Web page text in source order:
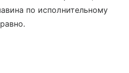
по исполнительному